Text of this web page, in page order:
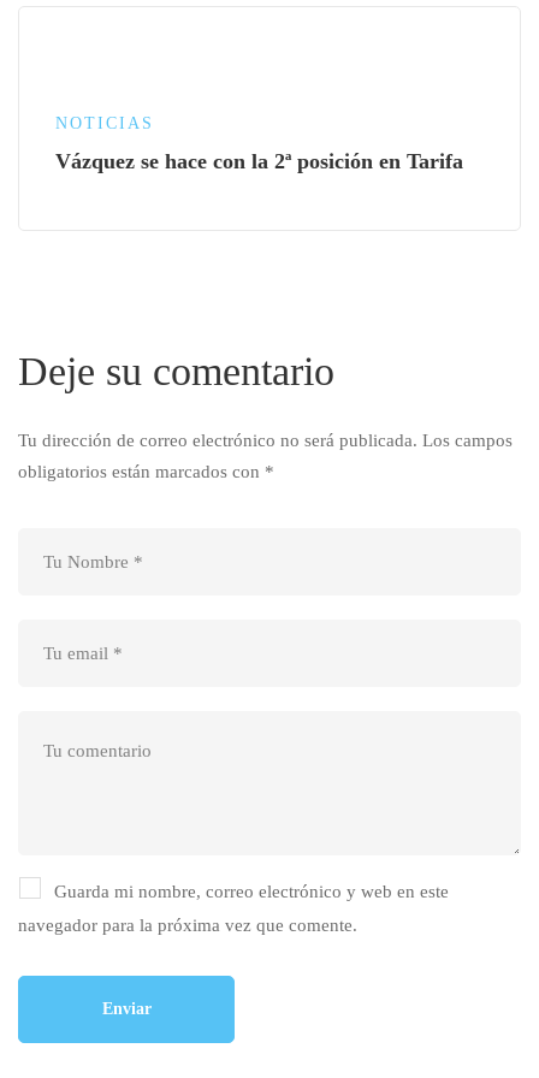
NOTICIAS
Vázquez se hace con la 2ª posición en Tarifa
Deje su comentario
Tu dirección de correo electrónico no será publicada. Los campos
obligatorios están marcados con *
Guarda mi nombre, correo electrónico y web en este
navegador para la próxima vez que comente.